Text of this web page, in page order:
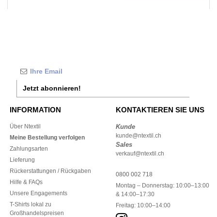
Jetzt abonnieren!
INFORMATION
Über Ntextil
Meine Bestellung verfolgen
Zahlungsarten
Lieferung
Rückerstattungen / Rückgaben
Hilfe & FAQs
Unsere Engagements
T-Shirts lokal zu
Großhandelspreisen
KONTAKTIEREN SIE UNS
Kunde
kunde@ntextil.ch
Sales
verkauf@ntextil.ch
0800 002 718
Montag – Donnerstag: 10:00–13:00
& 14:00–17:30
Freitag: 10:00–14:00